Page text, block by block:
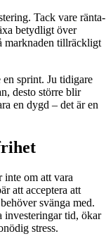
Tack vare ränta-
betydligt över
marknaden tillräckligt
sprint. Ju tidigare
desto större blir
en dygd – det är en
inte om att vara
att acceptera att
svänga med.
investeringar tid, ökar
stress.